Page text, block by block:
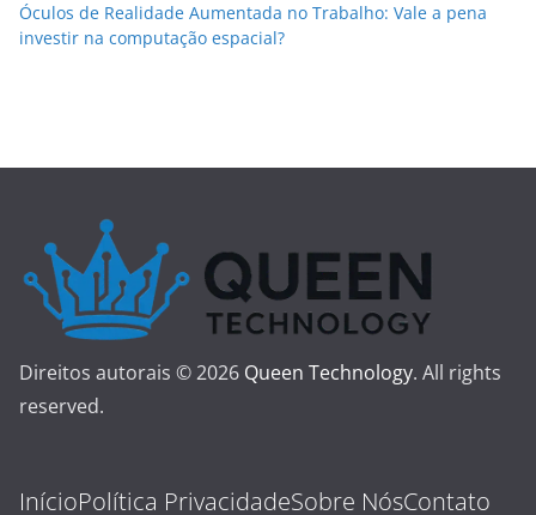
Óculos de Realidade Aumentada no Trabalho: Vale a pena
investir na computação espacial?
Direitos autorais © 2026 Queen Technology. All rights
reserved.
InícioPolítica PrivacidadeSobre NósContato